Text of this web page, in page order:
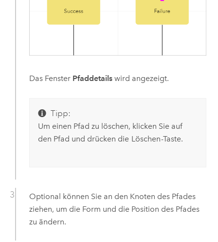
Das Fenster Pfaddetailswird angezeigt.
Tipp:
Um einen Pfad zu löschen, klicken Sie auf
den Pfad und drücken die Löschen-Taste.
Optional können Sie an den Knoten des Pfades
ziehen, um die Form und die Position des Pfades
zu ändern.